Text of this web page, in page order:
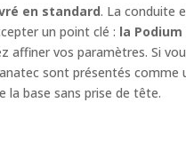
en standard. La conduite
un point clé : la Podium
affiner vos paramètres. Si
sont présentés comme
base sans prise de tête.